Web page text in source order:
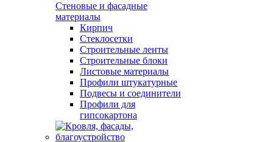
Стеновые и фасадные
материалы
Кирпич
Стеклосетки
Строительные ленты
Строительные блоки
Листовые материалы
Профили штукатурные
Подвесы и соединители
Профили для
гипсокартона